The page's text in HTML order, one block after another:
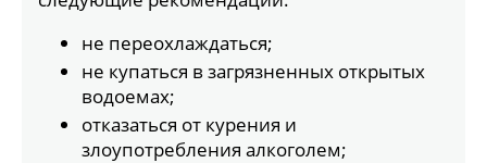
не переохлаждаться;
не купаться в загрязненных открытых
водоемах;
отказаться от курения и
злоупотребления алкоголем;